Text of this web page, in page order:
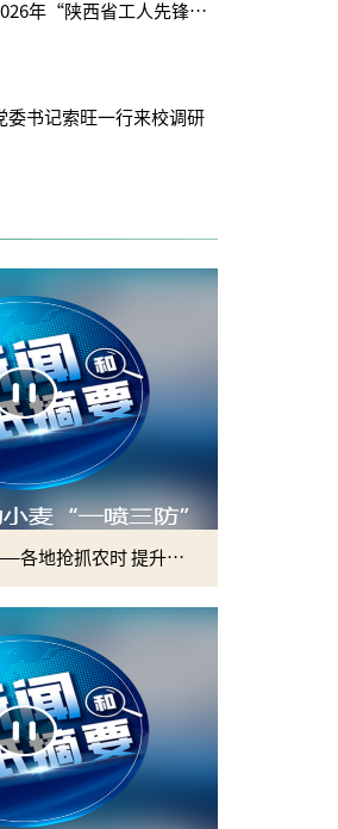
植物保护学院获评2026年“陕西省工人先锋号”
委书记索旺一行来校调研
央广全国新闻联播——各地抢抓农时 提升春管效率 夯实夏粮增收基础 (2)